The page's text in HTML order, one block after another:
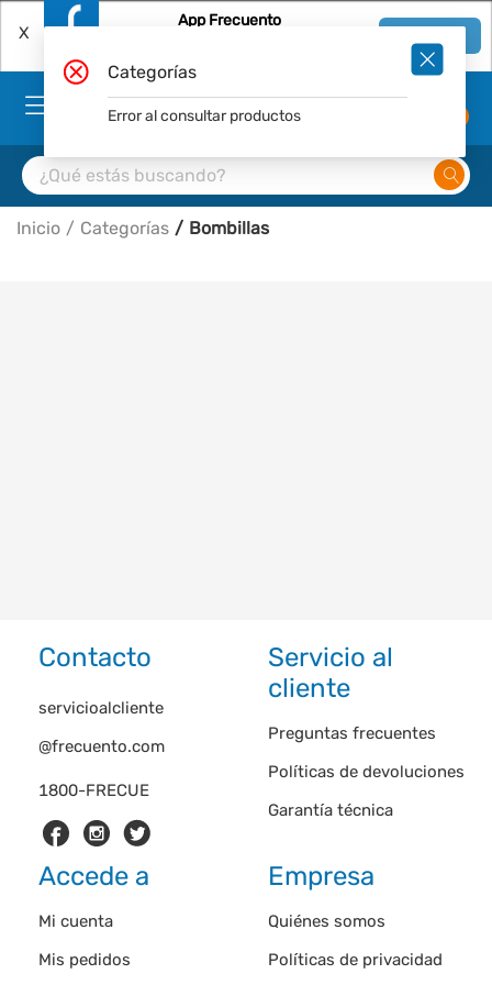
X
App Frecuento
Inicio Categorías Bombillas
Contacto
1800-FRECUE
servicioalcliente
@frecuento.com
Servicio al
cliente
Preguntas frecuentes
Políticas de devoluciones
Garantía técnica
Accede a
Mi cuenta
Mis pedidos
Empresa
Quiénes somos
Políticas de privacidad
Categorías
Error al consultar productos